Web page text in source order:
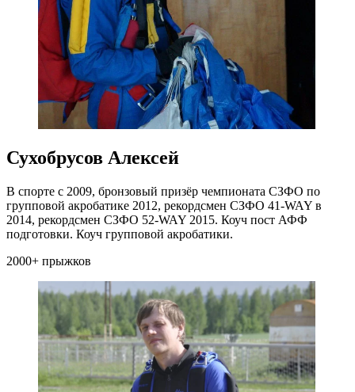
Сухобрусов Алексей
В спорте с 2009, бронзовый призёр чемпионата СЗФО по
групповой акробатике 2012, рекордсмен СЗФО 41-WAY в
2014, рекордсмен СЗФО 52-WAY 2015. Коуч пост АФФ
подготовки. Коуч групповой акробатики.
2000+ прыжков